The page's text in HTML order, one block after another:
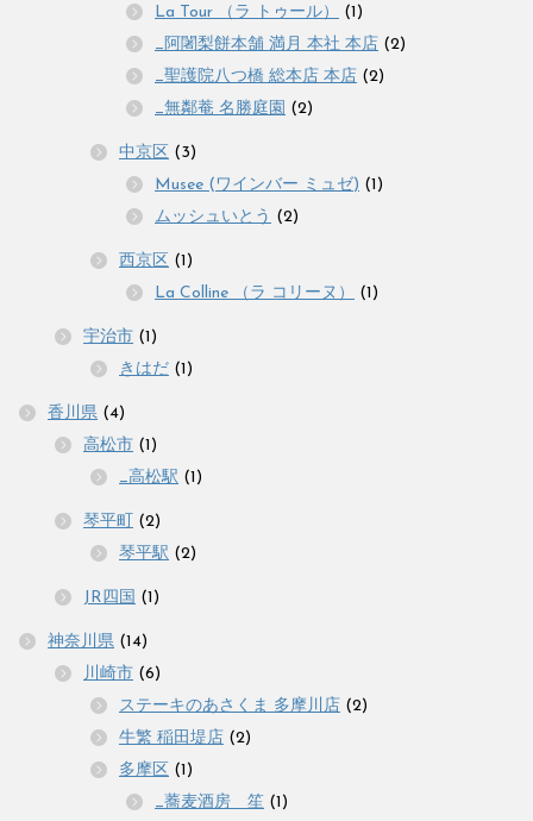
La Tour （ラ トゥール）
(1)
_阿闍梨餅本舗 満月 本社 本店 (2)
_聖護院八つ橋 総本店 本店 (2)
_無鄰菴 名勝庭園 (2)
中京区 (3)
Musee (ワインバー ミュゼ) (1)
ムッシュいとう (2)
西京区 (1)
La Colline （ラ コリーヌ）
(1)
宇治市 (1)
きはだ (1)
香川県 (4)
高松市 (1)
_高松駅 (1)
琴平町 (2)
琴平駅 (2)
JR四国 (1)
神奈川県 (14)
川崎市 (6)
ステーキのあさくま 多摩川店 (2)
牛繁 稲田堤店 (2)
多摩区 (1)
_蕎麦酒房 笙 (1)